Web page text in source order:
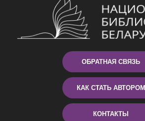
ОБРАТНАЯ СВЯЗЬ
КАК СТАТЬ АВТОРОМ
КОНТАКТЫ